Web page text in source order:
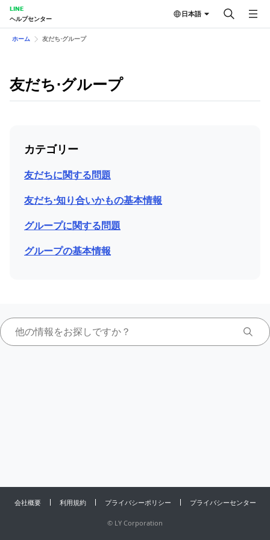
LINE
ヘルプセンター
日本語
ホーム 友だち⋅グループ
友だち⋅グループ
カテゴリー
友だちに関する問題
友だち⋅知り合いかもの基本情報
グループに関する問題
グループの基本情報
会社概要 利用規約 プライバシーポリシー プライバシーセンター
© LY Corporation